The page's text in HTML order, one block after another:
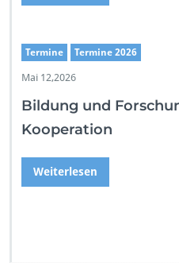
Termine Termine 2026
Mai 12,2026
Bildung und
Kooperation
Weiterlesen